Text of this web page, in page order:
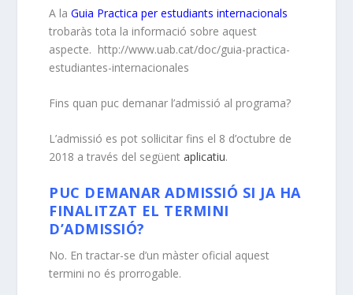
A laGuia Practica per estudiants internacionals
trobaràs tota la informació sobre aquest
aspecte. http://www.uab.cat/doc/guia-practica-
estudiantes-internacionales
Fins quan puc demanar l’admissió al programa?
L’admissió es pot sol·licitar fins el 8 d’octubre de
2018 a través del següentaplicatiu.
PUC DEMANAR ADMISSIÓ SI JA HA
FINALITZAT EL TERMINI
D’ADMISSIÓ?
No. En tractar-se d’un màster oficial aquest
termini no és prorrogable.